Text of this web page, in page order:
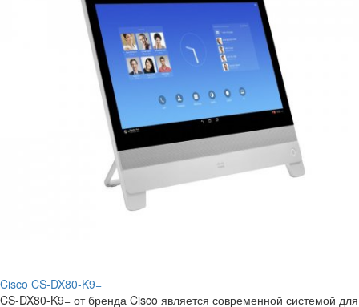
Cisco CS-DX80-K9=
CS-DX80-K9= от бренда Cisco является современной системой для